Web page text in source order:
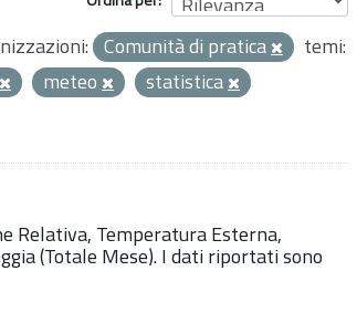
Comunità di pratica
temi:
meteo
statistica
Relativa, Temperatura Esterna,
(Totale Mese). I dati riportati sono